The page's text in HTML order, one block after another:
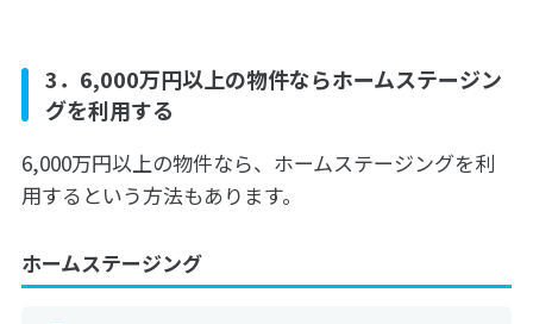
3．6,000万円以上の物件ならホームステージン
グを利用する
6,000万円以上の物件なら、ホームステージングを利
用するという方法もあります。
ホームステージング